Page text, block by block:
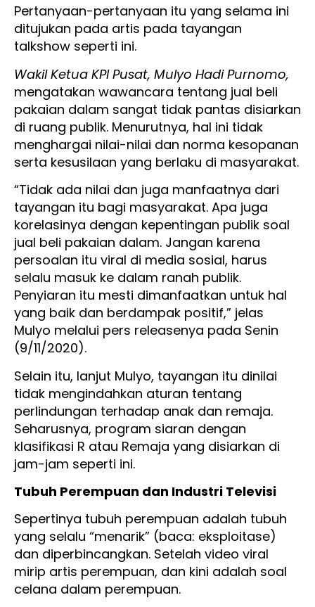
Pertanyaan-pertanyaan itu yang selama ini
ditujukan pada artis pada tayangan
talkshow seperti ini.
Wakil Ketua KPI Pusat, Mulyo Hadi Purnomo,
mengatakan wawancara tentang jual beli
pakaian dalam sangat tidak pantas disiarkan
di ruang publik. Menurutnya, hal ini tidak
menghargai nilai-nilai dan norma kesopanan
serta kesusilaan yang berlaku di masyarakat.
“Tidak ada nilai dan juga manfaatnya dari
tayangan itu bagi masyarakat. Apa juga
korelasinya dengan kepentingan publik soal
jual beli pakaian dalam. Jangan karena
persoalan itu viral di media sosial, harus
selalu masuk ke dalam ranah publik.
Penyiaran itu mesti dimanfaatkan untuk hal
yang baik dan berdampak positif,” jelas
Mulyo melalui pers releasenya pada Senin
(9/11/2020).
Selain itu, lanjut Mulyo, tayangan itu dinilai
tidak mengindahkan aturan tentang
perlindungan terhadap anak dan remaja.
Seharusnya, program siaran dengan
klasifikasi R atau Remaja yang disiarkan di
jam-jam seperti ini.
Tubuh Perempuan dan Industri Televisi
Sepertinya tubuh perempuan adalah tubuh
yang selalu “menarik” (baca: eksploitase)
dan diperbincangkan. Setelah video viral
mirip artis perempuan, dan kini adalah soal
celana dalam perempuan.